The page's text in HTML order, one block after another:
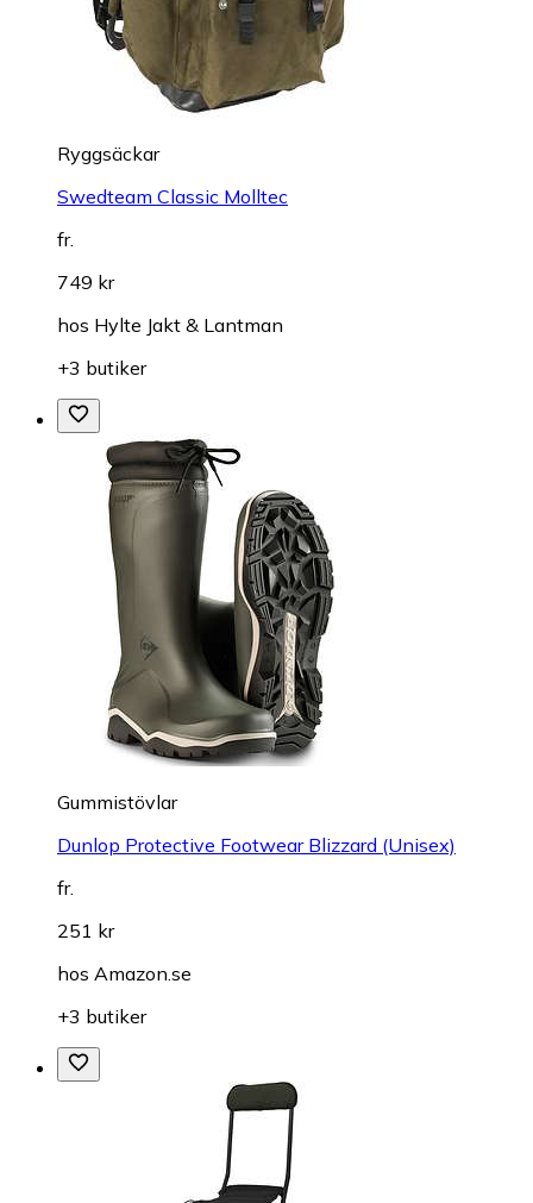
Ryggsäckar
Swedteam Classic Molltec
fr.
749 kr
hos Hylte Jakt & Lantman
+3 butiker
Gummistövlar
Dunlop Protective Footwear Blizzard (Unisex)
fr.
251 kr
hos Amazon.se
+3 butiker